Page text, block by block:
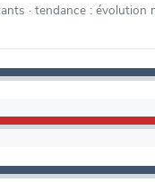
· tendance :